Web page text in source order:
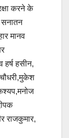
करने के
सनातन
मानव
हसीन,
चौधरी,मुकेश
राजकुमार,